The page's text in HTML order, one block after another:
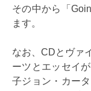
その中から「
ます。
なお、CDとヴァ
ーツとエッセイ
子ジョン・カー